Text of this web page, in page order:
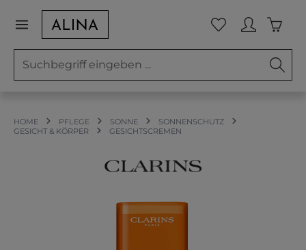
Zum Hauptinhalt springen Du hast 0
HOME PFLEGE SONNE
SONNENSCHUTZ
GESICHT & KÖRPER
GESICHTSCREMEN
Bildergalerie überspringen